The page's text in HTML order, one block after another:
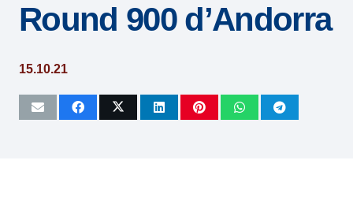
Round 900 d’Andorra
15.10.21